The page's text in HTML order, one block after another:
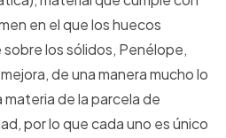
en el que los huecos
los sólidos, Penélope,
de una manera mucho lo
de la parcela de
por lo que cada uno es único